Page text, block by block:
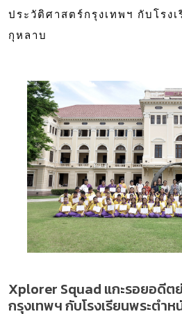
ประวัติศาสตร์กรุงเทพฯ กับโรง
กุหลาบ
Xplorer Squad แกะรอยอดีต
กรุงเทพฯ กับโรงเรียนพระตำ